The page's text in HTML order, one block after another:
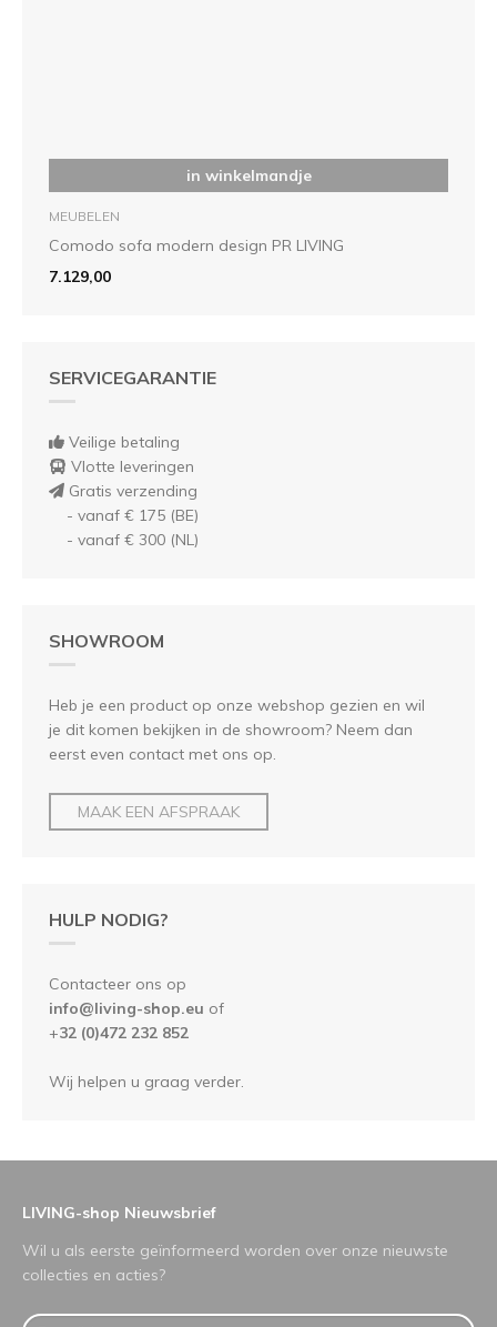
in winkelmandje
MEUBELEN
Comodo sofa modern design PR LIVING
7.129,00
SERVICEGARANTIE
Veilige betaling
Vlotte leveringen
Gratis verzending
- vanaf € 175 (BE)
- vanaf € 300 (NL)
SHOWROOM
Heb je een product op onze webshop gezien en wil
je dit komen bekijken in de showroom? Neem dan
eerst even contact met ons op.
MAAK EEN AFSPRAAK
HULP NODIG?
Contacteer ons op
info@living-shop.eu of
+32 (0)472 232 852
Wij helpen u graag verder.
LIVING-shop Nieuwsbrief
Wil u als eerste geïnformeerd worden over onze nieuwste
collecties en acties?